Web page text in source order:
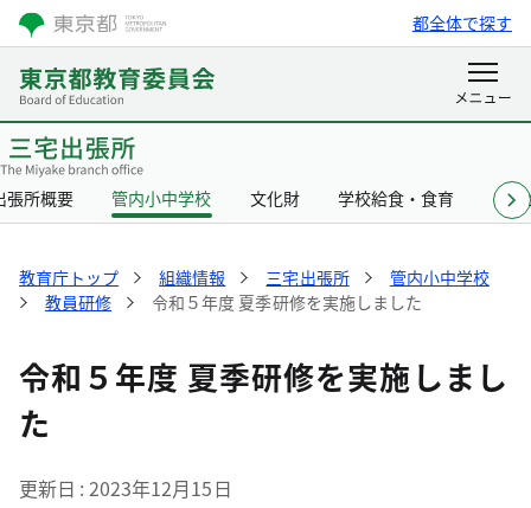
都全体で探す
張所概要 管内小中学校 文化財 学校給食・食育 リン
教育庁トップ 組織情報 三宅出張所
管内小中学校
教員研修
令和５年度 夏季研修を実施しました
令和５年度 夏季研修を実施しまし
た
更新日 2023年12月15日